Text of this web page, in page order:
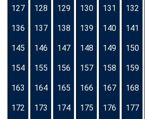
127 128 129 130 131 132
136 137 138 139 140 141
145 146 147 148 149 150
154 155 156 157 158 159
163 164 165 166 167 168
172 173 174 175 176 177